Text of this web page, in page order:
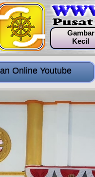
Gambar
Kecil
Online Youtube